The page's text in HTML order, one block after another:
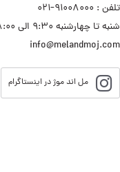
تلفن : ۹۱۰۰۸۰۰۰−۰۲۱
شنبه تا چهارشنبه ۹:۳۰ الی ۱۸:۰۰
info@melandmoj.com
مل اند موژ در اینستاگرام